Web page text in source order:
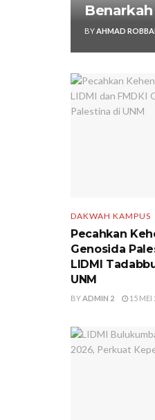
BYAHMAD
DAKWAH KAMPUS
Pecahkan
Genosida
LIDMI
UNM
BYADMIN 2 15 MEI